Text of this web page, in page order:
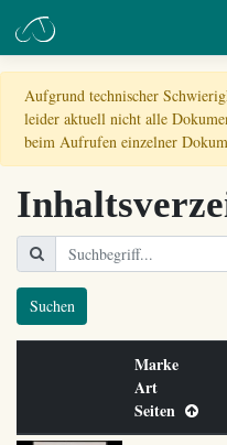
Aufgrund technischer
leider aktuell nicht alle
beim Aufrufen einzelner
Suchen
Marke
Art
Seiten